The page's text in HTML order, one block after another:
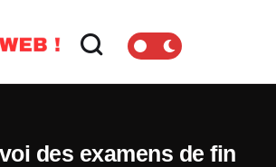
des examens de fin